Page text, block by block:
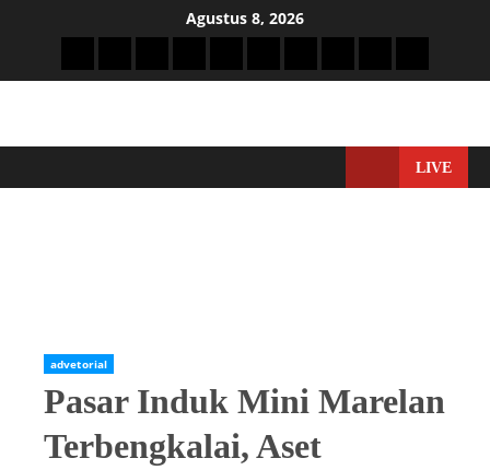
Agustus 8, 2026
LIVE
advetorial
Pasar Induk Mini Marelan
Terbengkalai, Aset